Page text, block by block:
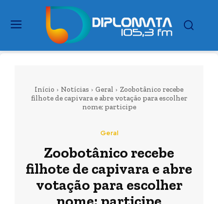
Início Notícias Geral
Zoobotânico recebe
filhote de capivara e abre votação para escolher
nome; participe
Geral
Zoobotânico recebe
filhote de capivara e abre
votação para escolher